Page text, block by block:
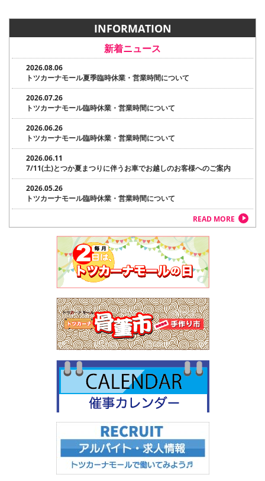
INFORMATION
新着ニュース
2026.08.06
トツカーナモール夏季臨時休業・営業時間について
2026.07.26
トツカーナモール臨時休業・営業時間について
2026.06.26
トツカーナモール臨時休業・営業時間について
2026.06.11
7/11(土)とつか夏まつりに伴うお車でお越しのお客様へのご案内
2026.05.26
トツカーナモール臨時休業・営業時間について
READ MORE